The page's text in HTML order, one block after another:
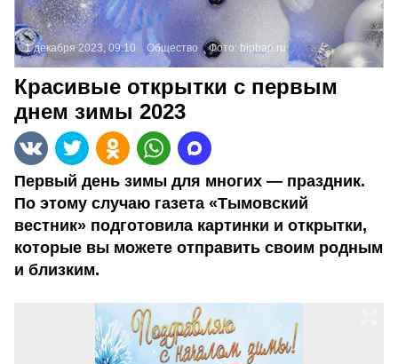
1 декабря 2023, 09:10 Общество Фото: bipbap.ru
Красивые открытки с первым
днем зимы 2023
Первый день зимы для многих — праздник.
По этому случаю газета «Тымовский
вестник» подготовила картинки и открытки,
которые вы можете отправить своим родным
и близким.